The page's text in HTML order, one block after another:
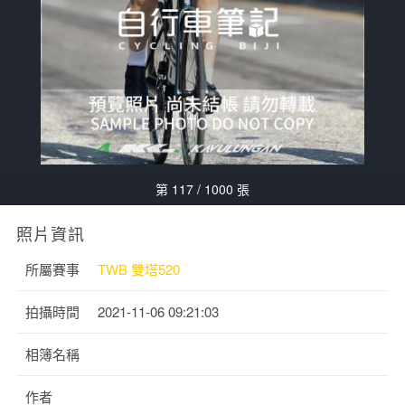
第 117 / 1000 張
照片資訊
所屬賽事 TWB 雙塔520
拍攝時間 2021-11-06 09:21:03
相簿名稱
作者